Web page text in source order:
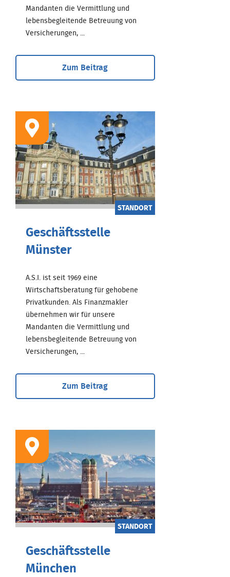
Mandanten die Vermittlung und
lebensbegleitende Betreuung von
Versicherungen, ...
Zum Beitrag
STANDORT
Geschäftsstelle
Münster
A.S.I. ist seit 1969 eine
Wirtschaftsberatung für gehobene
Privatkunden. Als Finanzmakler
übernehmen wir für unsere
Mandanten die Vermittlung und
lebensbegleitende Betreuung von
Versicherungen, ...
Zum Beitrag
STANDORT
Geschäftsstelle
München